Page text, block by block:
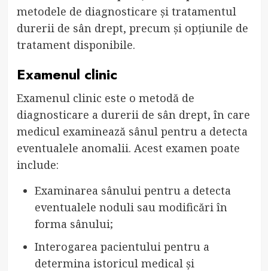
metodele de diagnosticare și tratamentul
durerii de sân drept, precum și opțiunile de
tratament disponibile.
Examenul clinic
Examenul clinic este o metodă de
diagnosticare a durerii de sân drept, în care
medicul examinează sânul pentru a detecta
eventualele anomalii. Acest examen poate
include:
Examinarea sânului pentru a detecta
eventualele noduli sau modificări în
forma sânului;
Interogarea pacientului pentru a
determina istoricul medical și